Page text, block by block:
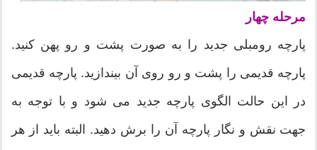
مرحله چهار
پارچه رومبلی جدید را به صورت پشت و رو پهن کنید.
پارچه قدیمی را پشت و رو روی آن بیندازید. پارچه قدیمی
در این حالت الگوی پارچه جدید می شود و با توجه به
جهت نقش و نگار پارچه آن را برش دهید. البته باید از هر